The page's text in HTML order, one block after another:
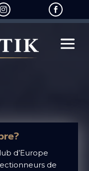
 
d’Europe
de